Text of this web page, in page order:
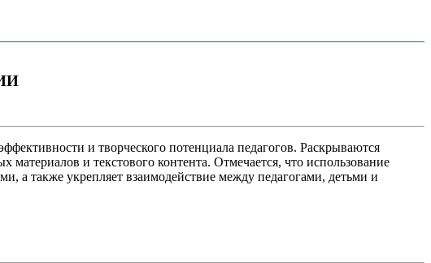
и творческого потенциала педагогов. Раскрываются
и текстового контента. Отмечается, что использование
а также укрепляет взаимодействие между педагогами, детьми и